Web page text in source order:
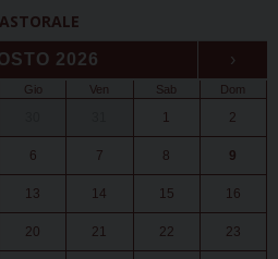
2026 ›
Gio Ven Sab Dom
1 2
6 7 8 9
13 14 15 16
20 21 22 23